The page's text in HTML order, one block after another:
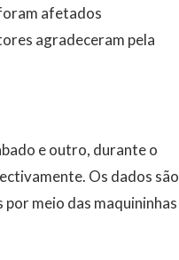
afetados
agradeceram pela
e outro, durante o
Os dados são
meio das maquininhas